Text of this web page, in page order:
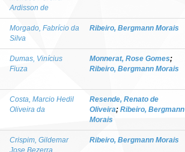
Ardisson de
Morgado, Fabrício da
Silva
Ribeiro, Bergmann Morais
Dumas, Vinícius
Fiuza
Monnerat, Rose Gomes;
Ribeiro, Bergmann Morais
Costa, Marcio Hedil
Oliveira da
Resende, Renato de
Oliveira; Ribeiro, Bergmann
Morais
Crispim, Gildemar
Jose Bezerra
Ribeiro, Bergmann Morais